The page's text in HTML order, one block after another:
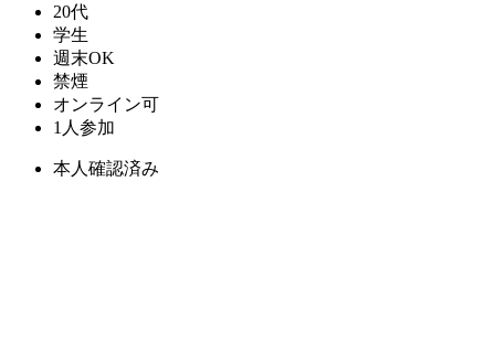
20代
学生
週末OK
禁煙
オンライン可
1人参加
本人確認済み